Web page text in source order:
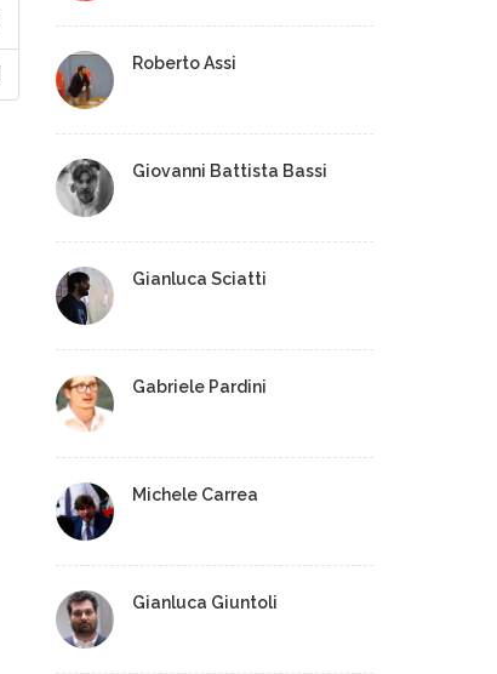
Roberto Assi
Giovanni Battista Bassi
Gianluca Sciatti
Gabriele Pardini
Michele Carrea
Gianluca Giuntoli